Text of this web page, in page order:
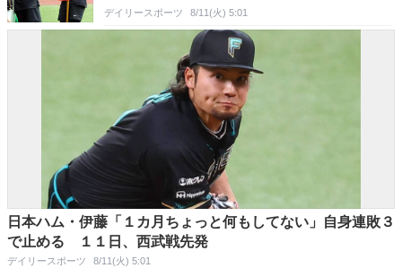
デイリースポーツ 8/11(火) 5:01
日本ハム・伊藤「１カ月ちょっと何もしてない」自身連敗３
で止める １１日、西武戦先発
デイリースポーツ 8/11(火) 5:01